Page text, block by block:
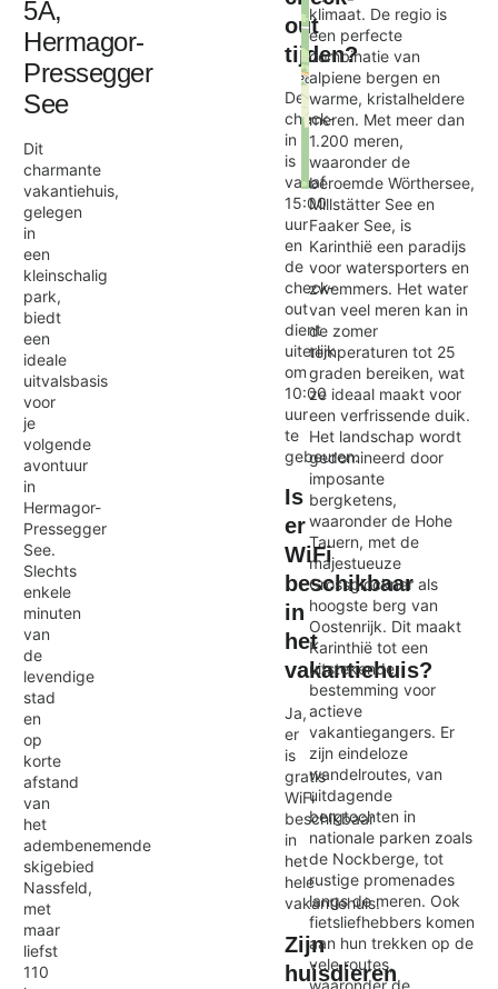
5A,
Hermagor-
Pressegger
See
Dit
charmante
vakantiehuis,
gelegen
in
een
kleinschalig
park,
biedt
een
ideale
uitvalsbasis
voor
je
volgende
avontuur
in
Hermagor-
Pressegger
See.
Slechts
enkele
minuten
van
de
levendige
stad
en
op
korte
afstand
van
het
adembenemende
skigebied
Nassfeld,
met
maar
liefst
110
out
tijden?
De
check-
in
is
vanaf
15:00
uur
en
de
check-
out
dient
uiterlijk
om
10:00
uur
te
gebeuren.
Is
er
WiFi
beschikbaar
in
het
vakantiehuis?
Ja,
er
is
gratis
WiFi
beschikbaar
in
het
hele
vakantiehuis.
Zijn
huisdieren
Exit map
klimaat. De regio is
een perfecte
combinatie van
alpiene bergen en
warme, kristalheldere
meren. Met meer dan
1.200 meren,
waaronder de
beroemde Wörthersee,
Millstätter See en
Faaker See, is
Karinthië een paradijs
voor watersporters en
zwemmers. Het water
van veel meren kan in
de zomer
temperaturen tot 25
graden bereiken, wat
ze ideaal maakt voor
een verfrissende duik.
Het landschap wordt
gedomineerd door
imposante
bergketens,
waaronder de Hohe
Tauern, met de
majestueuze
Grossglockner als
hoogste berg van
Oostenrijk. Dit maakt
Karinthië tot een
uitstekende
bestemming voor
actieve
vakantiegangers. Er
zijn eindeloze
wandelroutes, van
uitdagende
bergtochten in
nationale parken zoals
de Nockberge, tot
rustige promenades
langs de meren. Ook
fietsliefhebbers komen
aan hun trekken op de
vele routes,
waaronder de